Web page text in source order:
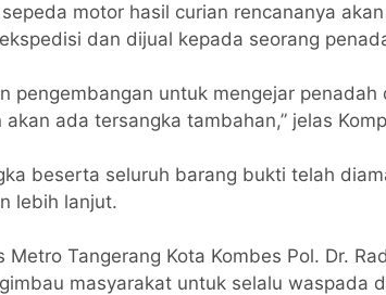
motor hasil curian rencananya
dan dijual kepada seorang
pengembangan untuk mengejar
ada tersangka tambahan,” jelas
beserta seluruh barang bukti telah
lebih lanjut.
Metro Tangerang Kota Kombes Pol. Dr.
masyarakat untuk selalu waspada